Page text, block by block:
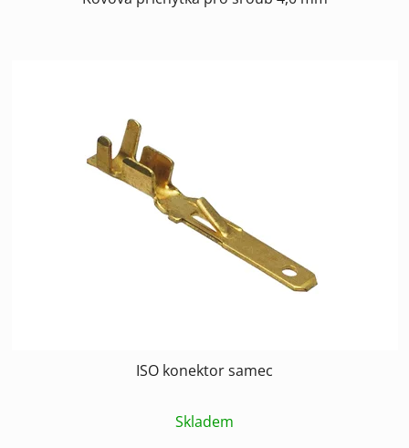
ISO konektor samec
Skladem